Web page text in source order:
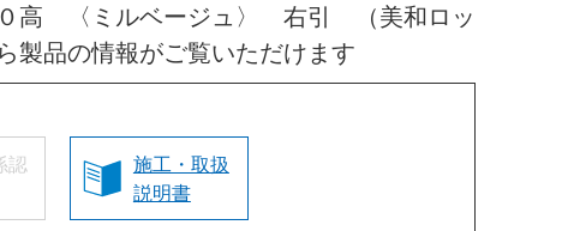
高 〈ミルベージュ〉 右引 （美和ロッ
品の情報がご覧いただけます
認
施工・取扱
説明書